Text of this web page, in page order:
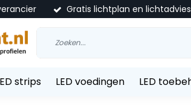
Gratis lichtplan en lichtadvies
strips LED voedingen LED